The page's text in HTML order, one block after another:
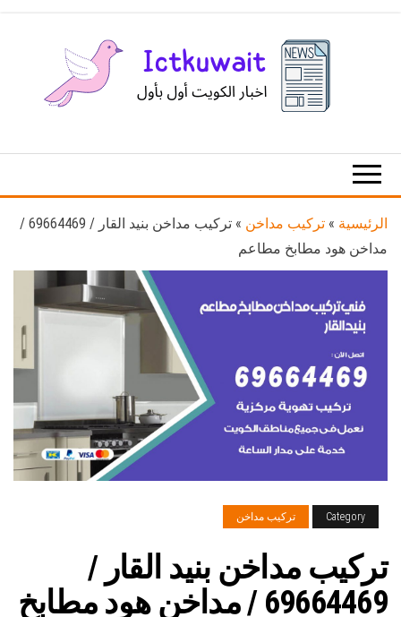
الكويت
الرئيسية » تركيب مداخن »
تركيب مداخن بنيد القار / 69664469 /
مداخن هود مطابخ مطاعم
Category تركيب مداخن
تركيب مداخن بنيد القار /
69664469 / مداخن هود مطابخ